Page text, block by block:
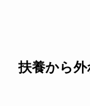
扶養から